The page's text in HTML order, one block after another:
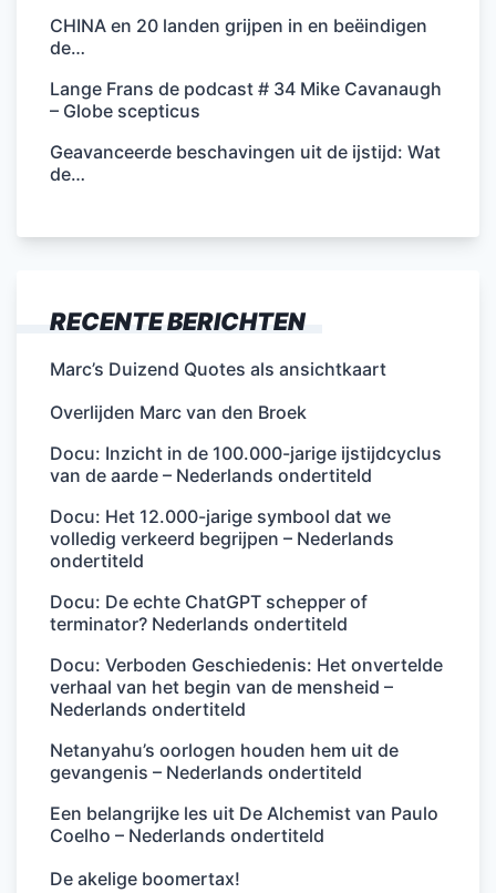
CHINA en 20 landen grijpen in en beëindigen
de…
Lange Frans de podcast # 34 Mike Cavanaugh
– Globe scepticus
Geavanceerde beschavingen uit de ijstijd: Wat
de…
RECENTE BERICHTEN
Marc’s Duizend Quotes als ansichtkaart
Overlijden Marc van den Broek
Docu: Inzicht in de 100.000-jarige ijstijdcyclus
van de aarde – Nederlands ondertiteld
Docu: Het 12.000-jarige symbool dat we
volledig verkeerd begrijpen – Nederlands
ondertiteld
Docu: De echte ChatGPT schepper of
terminator? Nederlands ondertiteld
Docu: Verboden Geschiedenis: Het onvertelde
verhaal van het begin van de mensheid –
Nederlands ondertiteld
Netanyahu’s oorlogen houden hem uit de
gevangenis – Nederlands ondertiteld
Een belangrijke les uit De Alchemist van Paulo
Coelho – Nederlands ondertiteld
De akelige boomertax!